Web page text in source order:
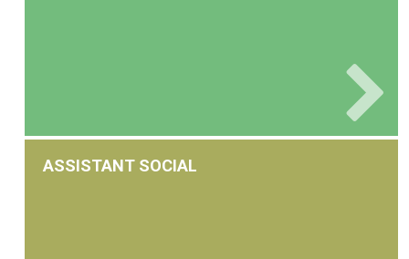
ASSISTANT SOCIAL